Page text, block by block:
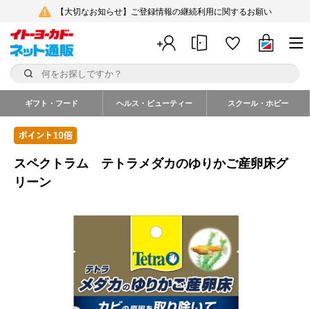
【大切なお知らせ】ご登録情報の継続利用に関するお願い
ギフト・フード ヘルス・ビューティー スクール・ホビー
スペクトラム テトラメダカのゆりかご産卵床グ
リーン